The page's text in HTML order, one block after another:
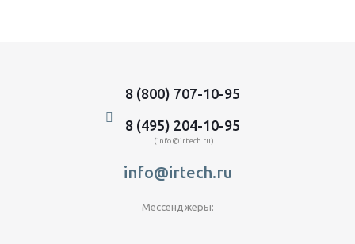
8 (800) 707-10-95
8 (495) 204-10-95
(info@irtech.ru)
info@irtech.ru
Мессенджеры: